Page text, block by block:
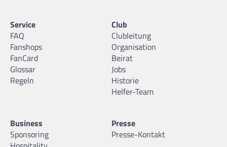
Service
FAQ
Fanshops
FanCard
Glossar
Regeln
Club
Clubleitung
Organisation
Beirat
Jobs
Historie
Helfer-Team
Business
Sponsoring
Presse
Presse-Kontakt